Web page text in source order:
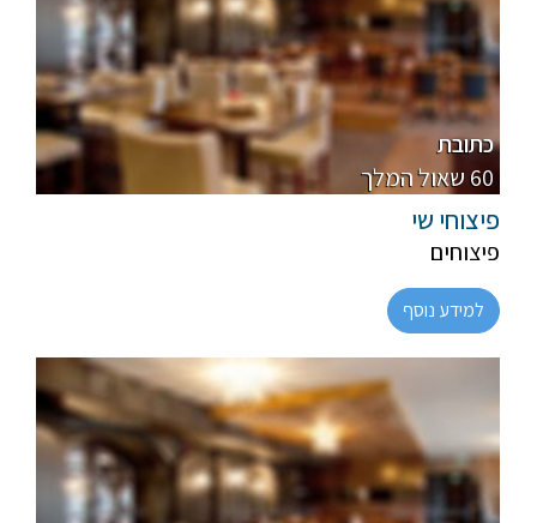
רגיל
פרווה
כתובת
60 שאול המלך
פיצוחי שי
פיצוחים
למידע נוסף